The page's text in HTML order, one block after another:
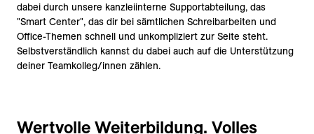
dabei durch unsere kanzleiinterne Supportabteilung, das
"Smart Center", das dir bei sämtlichen Schreibarbeiten und
Office-Themen schnell und unkompliziert zur Seite steht.
Selbstverständlich kannst du dabei auch auf die Unterstützung
deiner Teamkolleg/innen zählen.
Wertvolle Weiterbildung. Volles